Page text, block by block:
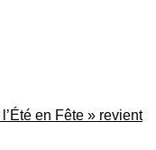
en Fête » revient